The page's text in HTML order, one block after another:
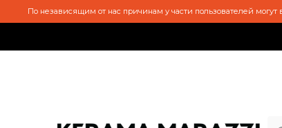
По независящим от нас причинам у части пользователей